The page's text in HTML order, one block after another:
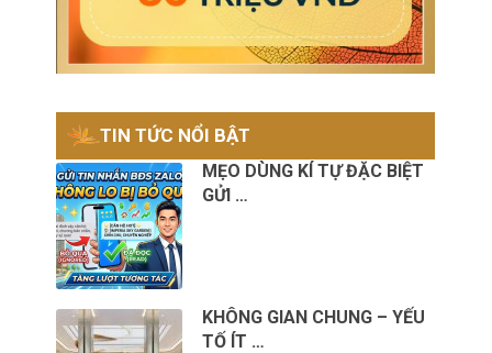
TIN TỨC NỔI BẬT
MẸO DÙNG KÍ TỰ ĐẶC BIỆT
GỬI …
KHÔNG GIAN CHUNG – YẾU
TỐ ÍT …